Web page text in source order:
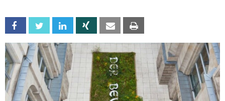
Facebook Twitter Linkedin Xing Email